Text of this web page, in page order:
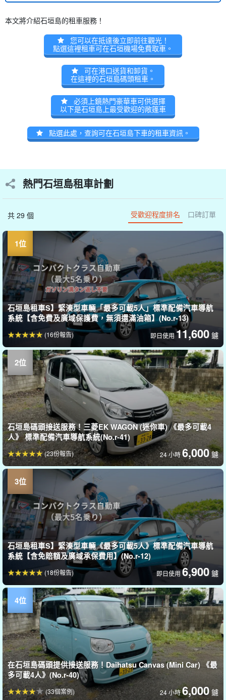
本文將介紹石垣島的租車服務！
您可以在抵達後立即前往觀光！
點選這裡租車可在石垣機場免費取車。
可在港口送貨和卸貨。
在這裡的石垣島碼頭租車。
必須上鏡熱門豪華車可供選擇
以下是石垣島上最受歡迎的敞篷車
點選此處，查詢可在石垣島下車的租車資訊。
熱門石垣島租車計劃
共 29 個 受歡迎程度排名 口碑訂單
石垣島租車S】緊湊型車輛「最多可載5人」標準配備汽車導航
系統【含免費及廣域保護費，無須還滿油箱】(No.r-13)
即日使用11,600 鑢
(16份報告)
石垣島碼頭接送服務！三菱EK WAGON (迷你車) 《最多可載4
人》 標準配備汽車導航系統(No.r-41)
24 小時6,000 鑢
(23份報告)
石垣島租車S】緊湊型車輛《最多可載5人》標準配備汽車導航
系統【含免賠額及廣域承保費用】(No.r-12)
即日使用 6,900 鑢
(18份報告)
在石垣島碼頭提供接送服務！Daihatsu Canvas (Mini Car) 《最
多可載4人》(No.r-40)
24 小時6,000 鑢
(33個案例)